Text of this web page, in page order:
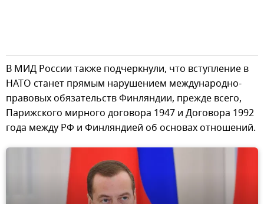
В МИД России также подчеркнули, что вступление в
НАТО станет прямым нарушением международно-
правовых обязательств Финляндии, прежде всего,
Парижского мирного договора 1947 и Договора 1992
года между РФ и Финляндией об основах отношений.